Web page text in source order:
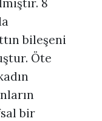
8
bileşeni
Öte
bir